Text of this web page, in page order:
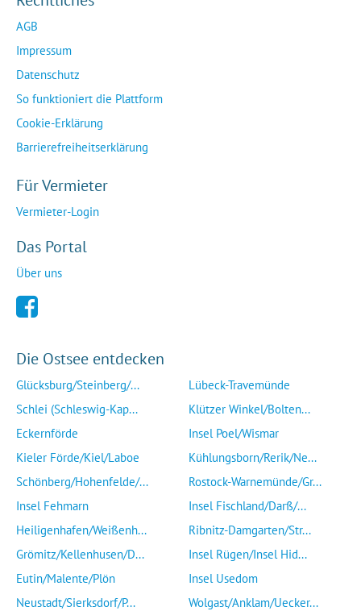
AGB
Impressum
Datenschutz
So funktioniert die Plattform
Cookie-Erklärung
Barrierefreiheitserklärung
Für Vermieter
Vermieter-Login
Das Portal
Über uns
Die Ostsee entdecken
Glücksburg/Steinberg/...
Schlei (Schleswig-Kap...
Eckernförde
Kieler Förde/Kiel/Laboe
Schönberg/Hohenfelde/...
Insel Fehmarn
Heiligenhafen/Weißenh...
Grömitz/Kellenhusen/D...
Eutin/Malente/Plön
Neustadt/Sierksdorf/P...
Lübeck-Travemünde
Klützer Winkel/Bolten...
Insel Poel/Wismar
Kühlungsborn/Rerik/Ne...
Rostock-Warnemünde/Gr...
Insel Fischland/Darß/...
Ribnitz-Damgarten/Str...
Insel Rügen/Insel Hid...
Insel Usedom
Wolgast/Anklam/Uecker...